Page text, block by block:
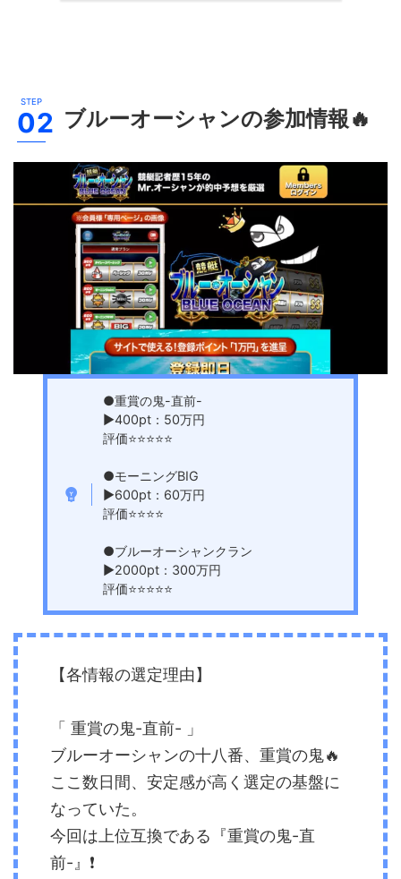
ブルーオーシャンの参加情報🔥
●重賞の鬼-直前-
▶︎400pt：50万円
評価⭐️⭐️⭐️⭐️⭐️
●モーニングBIG
▶︎600pt：60万円
評価⭐️⭐️⭐️⭐️
●ブルーオーシャンクラン
▶︎2000pt：300万円
評価⭐️⭐️⭐️⭐️⭐️
【各情報の選定理由】
「 重賞の鬼-直前- 」
ブルーオーシャンの十八番、重賞の鬼🔥
ここ数日間、安定感が高く選定の基盤に
なっていた。
今回は上位互換である『重賞の鬼-直
前-』❗️